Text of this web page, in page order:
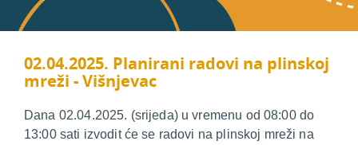
02.04.2025. Planirani radovi na plinskoj
mreži - Višnjevac
Dana 02.04.2025. (srijeda) u vremenu od 08:00 do
13:00 sati izvodit će se radovi na plinskoj mreži na